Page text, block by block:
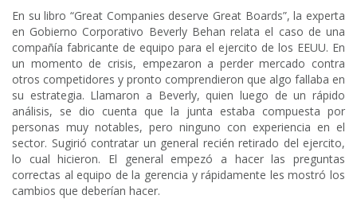
En su libro “Great Companies deserve Great Boards”, la experta
en Gobierno Corporativo Beverly Behan relata el caso de una
compañía fabricante de equipo para el ejercito de los EEUU. En
un momento de crisis, empezaron a perder mercado contra
otros competidores y pronto comprendieron que algo fallaba en
su estrategia. Llamaron a Beverly, quien luego de un rápido
análisis, se dio cuenta que la junta estaba compuesta por
personas muy notables, pero ninguno con experiencia en el
sector. Sugirió contratar un general recién retirado del ejercito,
lo cual hicieron. El general empezó a hacer las preguntas
correctas al equipo de la gerencia y rápidamente les mostró los
cambios que deberían hacer.